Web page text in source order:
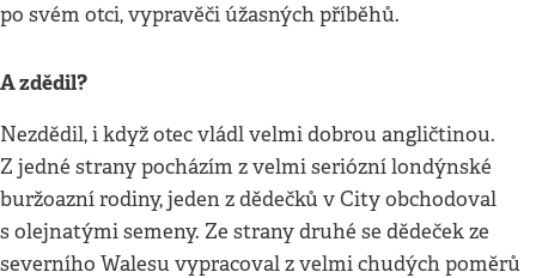
po svém otci, vypravěči úžasných příběhů.
A zdědil?
Nezdědil, i když otec vládl velmi dobrou angličtinou.
Z jedné strany pocházím z velmi seriózní londýnské
buržoazní rodiny, jeden z dědečků v City obchodoval
s olejnatými semeny. Ze strany druhé se dědeček ze
severního Walesu vypracoval z velmi chudých poměrů